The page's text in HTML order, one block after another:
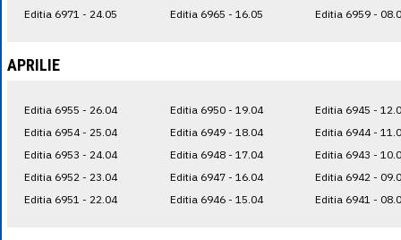
Editia 6971 - 24.05
Editia 6965 - 16.05
Editia 6959 -
APRILIE
Editia 6955 - 26.04
Editia 6954 - 25.04
Editia 6953 - 24.04
Editia 6952 - 23.04
Editia 6951 - 22.04
Editia 6950 - 19.04
Editia 6949 - 18.04
Editia 6948 - 17.04
Editia 6947 - 16.04
Editia 6946 - 15.04
Editia 6945 -
Editia 6944 -
Editia 6943 -
Editia 6942 -
Editia 6941 -